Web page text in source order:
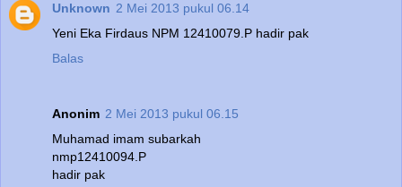
Unknown 2 Mei 2013 pukul 06.14
Yeni Eka Firdaus NPM 12410079.P hadir pak
Balas
Anonim 2 Mei 2013 pukul 06.15
Muhamad imam subarkah
nmp12410094.P
hadir pak